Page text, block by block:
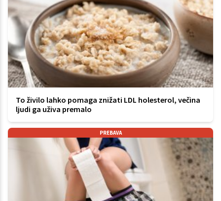
To živilo lahko pomaga znižati LDL holesterol, večina
ljudi ga uživa premalo
PREBAVA